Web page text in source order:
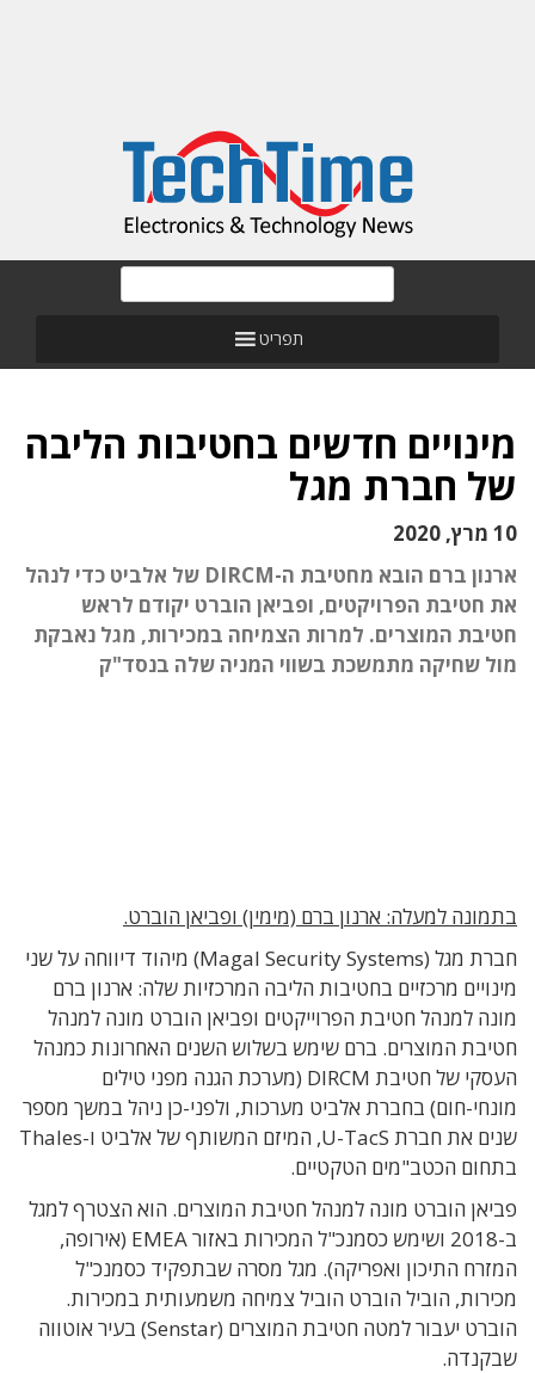
תפריט
מינויים חדשים בחטיבות הליבה
של חברת מגל
10 מרץ, 2020
ארנון ברם הובא מחטיבת ה-DIRCM של אלביט כדי לנהל
את חטיבת הפרויקטים, ופביאן הוברט יקודם לראש
חטיבת המוצרים. למרות הצמיחה במכירות, מגל נאבקת
מול שחיקה מתמשכת בשווי המניה שלה בנסד"ק
בתמונה למעלה: ארנון ברם (מימין) ופביאן הוברט.
חברת מגל (Magal Security Systems) מיהוד דיווחה על שני
מינויים מרכזיים בחטיבות הליבה המרכזיות שלה: ארנון ברם
מונה למנהל חטיבת הפרוייקטים ופביאן הוברט מונה למנהל
חטיבת המוצרים. ברם שימש בשלוש השנים האחרונות כמנהל
העסקי של חטיבת DIRCM (מערכת הגנה מפני טילים
מונחי-חום) בחברת אלביט מערכות, ולפני-כן ניהל במשך מספר
שנים את חברת U-TacS, המיזם המשותף של אלביט ו-Thales
בתחום הכטב"מים הטקטיים.
פביאן הוברט מונה למנהל חטיבת המוצרים. הוא הצטרף למגל
ב-2018 ושימש כסמנכ"ל המכירות באזור EMEA (אירופה,
המזרח התיכון ואפריקה). מגל מסרה שבתפקיד כסמנכ"ל
מכירות, הוביל הוברט הוביל צמיחה משמעותית במכירות.
הוברט יעבור למטה חטיבת המוצרים (Senstar) בעיר אוטווה
שבקנדה.